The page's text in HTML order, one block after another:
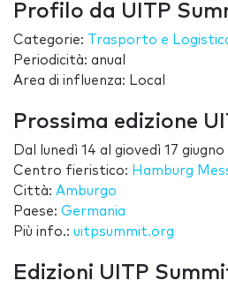
Profilo da UITP
Categorie: Trasporto e
Periodicità: anual
Area di influenza: Local
Prossima edizione
Dal lunedì 14 al giovedì 17
Centro fieristico: Hamburg
Città: Amburgo
Paese: Germania
Più info.: uitpsummit.org
Edizioni UITP